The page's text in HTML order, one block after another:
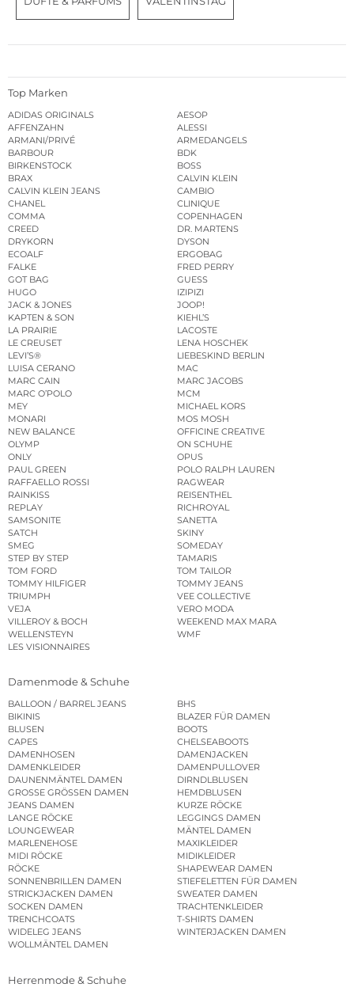
Top Marken
ADIDAS ORIGINALS
AESOP
AFFENZAHN
ALESSI
ARMANI/PRIVÉ
ARMEDANGELS
BARBOUR
BDK
BIRKENSTOCK
BOSS
BRAX
CALVIN KLEIN
CALVIN KLEIN JEANS
CAMBIO
CHANEL
CLINIQUE
COMMA
COPENHAGEN
CREED
DR. MARTENS
DRYKORN
DYSON
ECOALF
ERGOBAG
FALKE
FRED PERRY
GOT BAG
GUESS
HUGO
IZIPIZI
JACK & JONES
JOOP!
KAPTEN & SON
KIEHL’S
LA PRAIRIE
LACOSTE
LE CREUSET
LENA HOSCHEK
LEVI’S®
LIEBESKIND BERLIN
LUISA CERANO
MAC
MARC CAIN
MARC JACOBS
MARC O’POLO
MCM
MEY
MICHAEL KORS
MONARI
MOS MOSH
NEW BALANCE
OFFICINE CREATIVE
OLYMP
ON SCHUHE
ONLY
OPUS
PAUL GREEN
POLO RALPH LAUREN
RAFFAELLO ROSSI
RAGWEAR
RAINKISS
REISENTHEL
REPLAY
RICHROYAL
SAMSONITE
SANETTA
SATCH
SKINY
SMEG
SOMEDAY
STEP BY STEP
TAMARIS
TOM FORD
TOM TAILOR
TOMMY HILFIGER
TOMMY JEANS
TRIUMPH
VEE COLLECTIVE
VEJA
VERO MODA
VILLEROY & BOCH
WEEKEND MAX MARA
WELLENSTEYN
WMF
LES VISIONNAIRES
Damenmode & Schuhe
BALLOON / BARREL JEANS
BHS
BIKINIS
BLAZER FÜR DAMEN
BLUSEN
BOOTS
CAPES
CHELSEABOOTS
DAMENHOSEN
DAMENJACKEN
DAMENKLEIDER
DAMENPULLOVER
DAUNENMÄNTEL DAMEN
DIRNDLBLUSEN
GROSSE GRÖSSEN DAMEN
HEMDBLUSEN
JEANS DAMEN
KURZE RÖCKE
LANGE RÖCKE
LEGGINGS DAMEN
LOUNGEWEAR
MÄNTEL DAMEN
MARLENEHOSE
MAXIKLEIDER
MIDI RÖCKE
MIDIKLEIDER
RÖCKE
SHAPEWEAR DAMEN
SONNENBRILLEN DAMEN
STIEFELETTEN FÜR DAMEN
STRICKJACKEN DAMEN
SWEATER DAMEN
SOCKEN DAMEN
TRACHTENKLEIDER
TRENCHCOATS
T-SHIRTS DAMEN
WIDELEG JEANS
WINTERJACKEN DAMEN
WOLLMÄNTEL DAMEN
Herrenmode & Schuhe